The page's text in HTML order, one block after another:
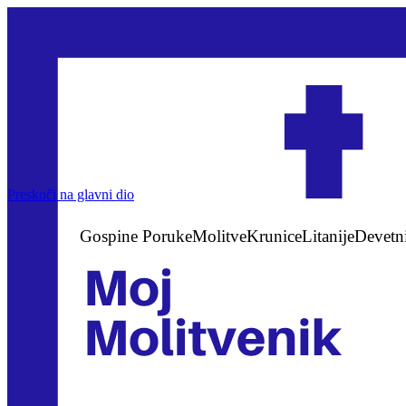
Preskoči na glavni dio
Gospine PorukeMolitveKruniceLitanije